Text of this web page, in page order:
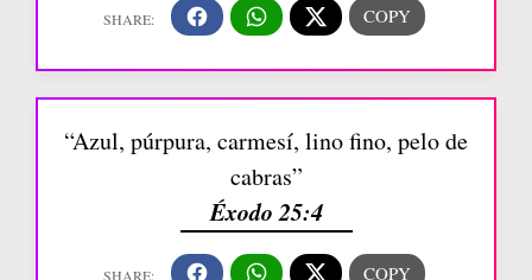
“Azul, púrpura, carmesí, lino fino, pelo de
cabras”
Éxodo 25:4